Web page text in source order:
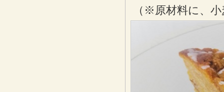
（※原材料に、